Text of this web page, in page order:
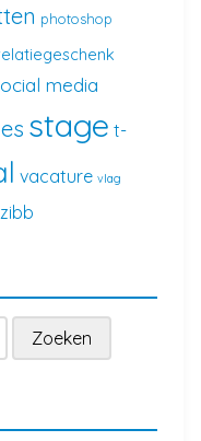
photoshop
media
stage t-
vacature vlag
zibb